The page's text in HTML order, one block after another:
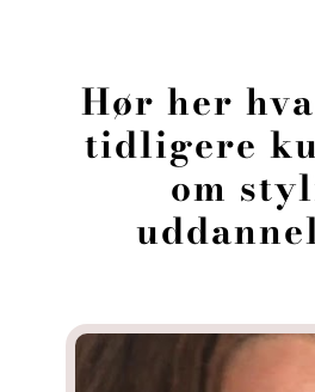
Hør her
tidligere
om